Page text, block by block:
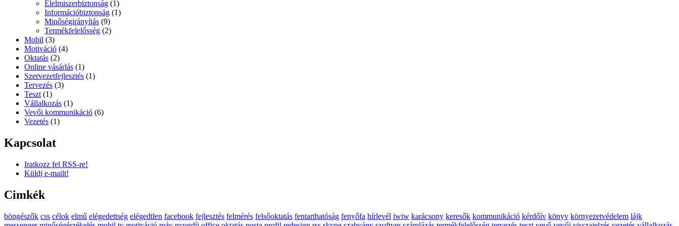
Élelmiszerbiztonság (1)
Információbiztonság (1)
Minőségirányítás (9)
Termékfelelősség (2)
Mobil (3)
Motiváció (4)
Oktatás (2)
Online vásárlás (1)
Szervezetfejlesztés (1)
Tervezés (3)
Teszt(1)
Vállalkozás (1)
Vevői kommunikáció (6)
Vezetés (1)
Kapcsolat
Iratkozz fel RSS-re!
Küldj e-mailt!
Cimkék
böngészők css célok elmű elégedettség elégedtlen facebook fejlesztés felmérés felsőoktatás fentarthatóság fenyőfa hírlevél iwiw karácsony keresők kommunikáció kérdőív könyv környezetvédelem lájk